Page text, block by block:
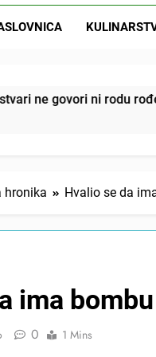
ni rodu rođenom
hronika Hvalio se da
ima
0 1 Mins